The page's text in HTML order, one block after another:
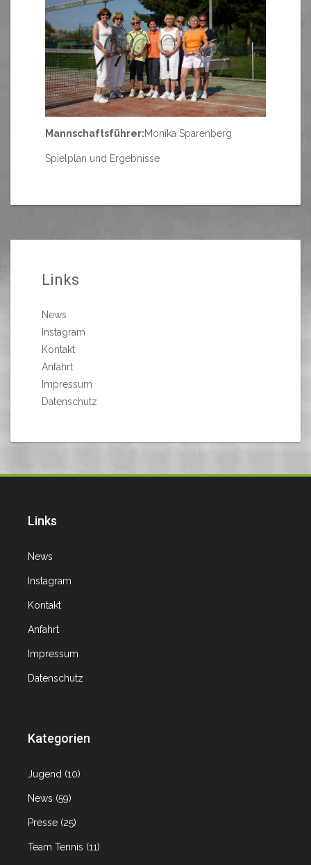
Mannschaftsführer:Monika Sparenberg
Spielplan und Ergebnisse
Links
News
Instagram
Kontakt
Anfahrt
Impressum
Datenschutz
Links
News
Instagram
Kontakt
Anfahrt
Impressum
Datenschutz
Kategorien
Jugend (10)
News (59)
Presse (25)
Team Tennis (11)